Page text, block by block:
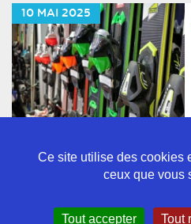
10 MAI 2025
Politique de
Ce site utilise des cookies
ceux que vous
Tout accepter Tout